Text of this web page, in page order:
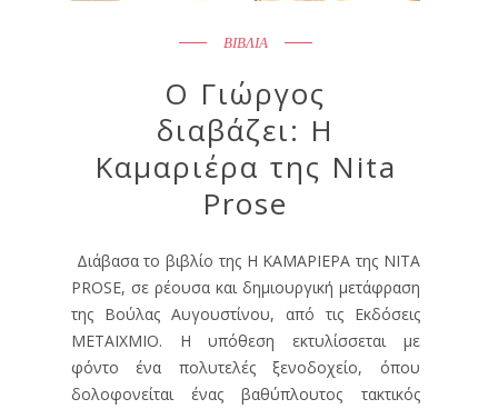
ΒΙΒΛΙΑ
Ο Γιώργος
διαβάζει: Η
Καμαριέρα της Nita
Prose
Διάβασα το βιβλίο της Η ΚΑΜΑΡΙΕΡΑ της ΝΙΤΑ
PROSE, σε ρέουσα και δημιουργική μετάφραση
της Βούλας Αυγουστίνου, από τις Εκδόσεις
ΜΕΤΑΙΧΜΙΟ. Η υπόθεση εκτυλίσσεται με
φόντο ένα πολυτελές ξενοδοχείο, όπου
δολοφονείται ένας βαθύπλουτος τακτικός